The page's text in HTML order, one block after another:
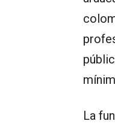
La